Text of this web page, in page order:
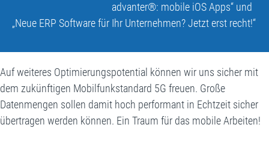
advanter®: mobile iOS Apps“ und
„Neue ERP Software für Ihr Unternehmen? Jetzt erst recht!“
Auf weiteres Optimierungspotential können wir uns sicher mit
dem zukünftigen Mobilfunkstandard 5G freuen. Große
Datenmengen sollen damit hoch performant in Echtzeit sicher
übertragen werden können. Ein Traum für das mobile Arbeiten!